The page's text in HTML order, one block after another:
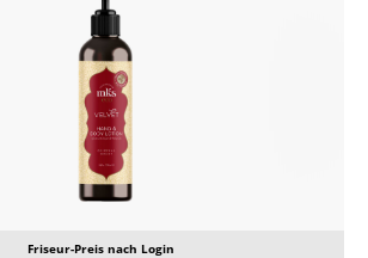
Friseur-Preis nach Login